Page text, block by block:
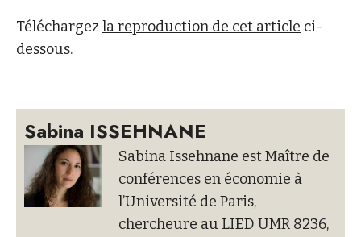
Téléchargez la reproduction de cet article ci-
dessous.
Sabina ISSEHNANE
Sabina Issehnane est Maître de
conférences en économie à
l’Université de Paris,
chercheure au LIED UMR 8236,